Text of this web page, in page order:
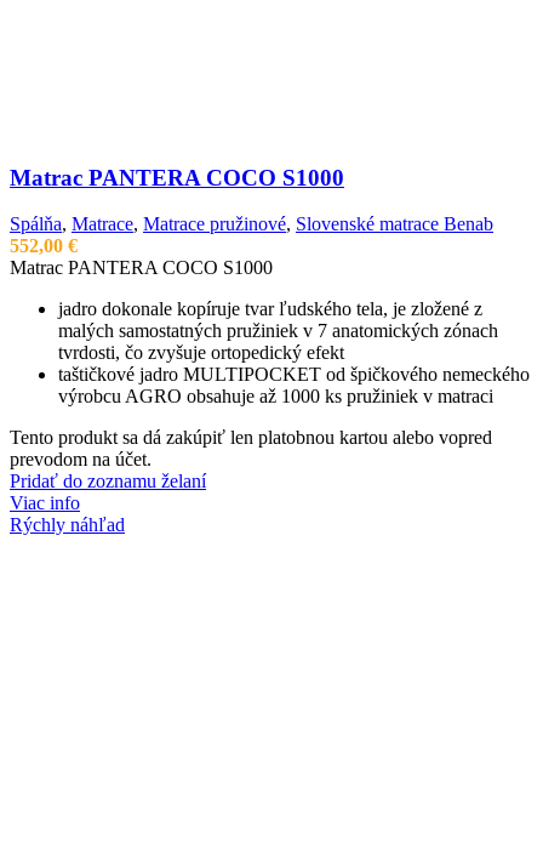
Matrac PANTERA COCO S1000
Spálňa, Matrace, Matrace pružinové, Slovenské matrace Benab
552,00 €
Matrac PANTERA COCO S1000
jadro dokonale kopíruje tvar ľudského tela, je zložené z
malých samostatných pružiniek v 7 anatomických zónach
tvrdosti, čo zvyšuje ortopedický efekt
taštičkové jadro MULTIPOCKET od špičkového nemeckého
výrobcu AGRO obsahuje až 1000 ks pružiniek v matraci
Tento produkt sa dá zakúpiť len platobnou kartou alebo vopred
prevodom na účet.
Pridať do zoznamu želaní
Viac info
Rýchly náhľad